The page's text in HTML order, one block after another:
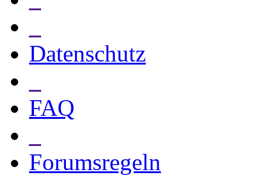
Datenschutz
FAQ
Forumsregeln